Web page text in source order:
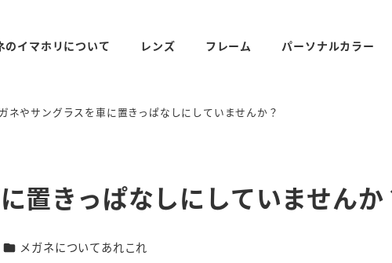
のイマホリについて レンズ フレーム パーソナルカラー
ネやサングラスを車に置きっぱなしにしていませんか？
置きっぱなしにしていませんか
カテゴリー
メガネについてあれこれ